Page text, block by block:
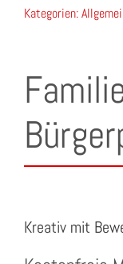
Kategorien:
Kreativ mit